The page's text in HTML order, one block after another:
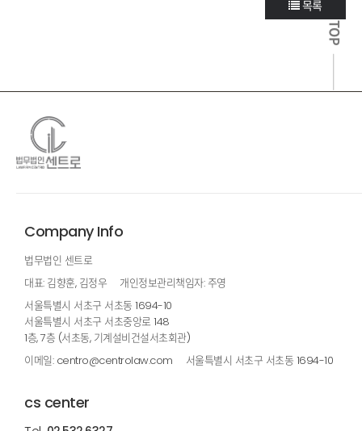
목록
Company Info
법무법인 센트로
대표: 김향훈, 김정우
개인정보관리책임자: 주영
서울특별시 서초구 서초동 1694-10
서울특별시 서초구 서초중앙로 148
1층, 7층 (서초동, 기계설비건설서초회관)
이메일: centro@centrolaw.com
서울특별시 서초구 서초동 1694-10
cs center
TOP